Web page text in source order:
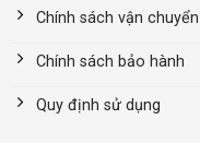
Chính sách vận chuyển
Chính sách bảo hành
Quy định sử dụng